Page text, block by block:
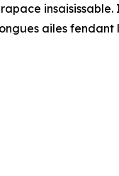
ailes fendant